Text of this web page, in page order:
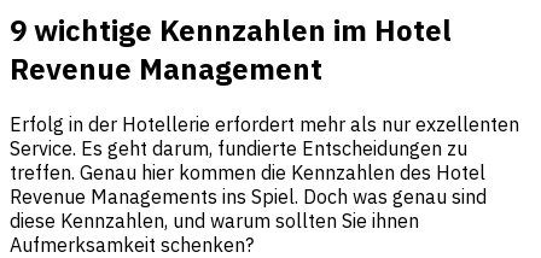
9 wichtige Kennzahlen im Hotel
Revenue Management
Erfolg in der Hotellerie erfordert mehr als nur exzellenten
Service. Es geht darum, fundierte Entscheidungen zu
treffen. Genau hier kommen die Kennzahlen des Hotel
Revenue Managements ins Spiel. Doch was genau sind
diese Kennzahlen, und warum sollten Sie ihnen
Aufmerksamkeit schenken?